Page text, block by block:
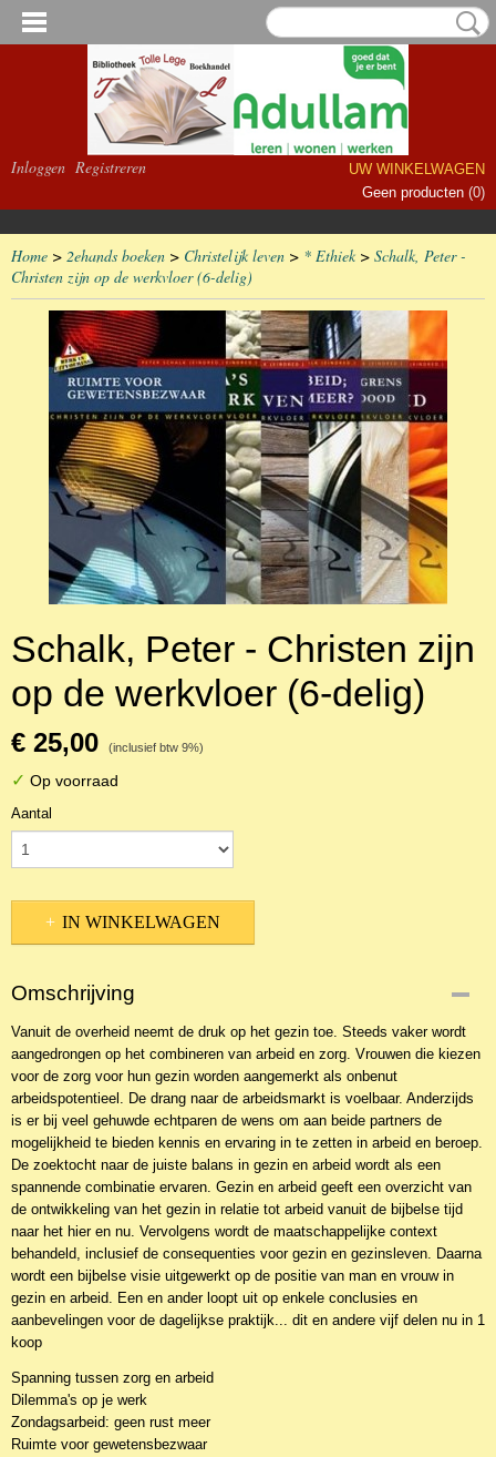
Inloggen Registreren
UW WINKELWAGEN
Geen producten (0)
Home > 2ehands boeken > Christelijk leven > * Ethiek> Schalk, Peter -
Christen zijn op de werkvloer (6-delig)
Schalk, Peter - Christen zijn
op de werkvloer (6-delig)
€ 25,00 (inclusief btw 9%)
✓ Op voorraad
Aantal
IN WINKELWAGEN
Omschrijving
Vanuit de overheid neemt de druk op het gezin toe. Steeds vaker wordt
aangedrongen op het combineren van arbeid en zorg. Vrouwen die kiezen
voor de zorg voor hun gezin worden aangemerkt als onbenut
arbeidspotentieel. De drang naar de arbeidsmarkt is voelbaar. Anderzijds
is er bij veel gehuwde echtparen de wens om aan beide partners de
mogelijkheid te bieden kennis en ervaring in te zetten in arbeid en beroep.
De zoektocht naar de juiste balans in gezin en arbeid wordt als een
spannende combinatie ervaren. Gezin en arbeid geeft een overzicht van
de ontwikkeling van het gezin in relatie tot arbeid vanuit de bijbelse tijd
naar het hier en nu. Vervolgens wordt de maatschappelijke context
behandeld, inclusief de consequenties voor gezin en gezinsleven. Daarna
wordt een bijbelse visie uitgewerkt op de positie van man en vrouw in
gezin en arbeid. Een en ander loopt uit op enkele conclusies en
aanbevelingen voor de dagelijkse praktijk... dit en andere vijf delen nu in 1
koop
Spanning tussen zorg en arbeid
Dilemma's op je werk
Zondagsarbeid: geen rust meer
Ruimte voor gewetensbezwaar